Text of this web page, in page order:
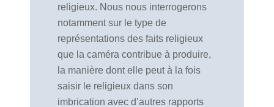
religieux. Nous nous interrogerons
notamment sur le type de
représentations des faits religieux
que la caméra contribue à produire,
la manière dont elle peut à la fois
saisir le religieux dans son
imbrication avec d’autres rapports